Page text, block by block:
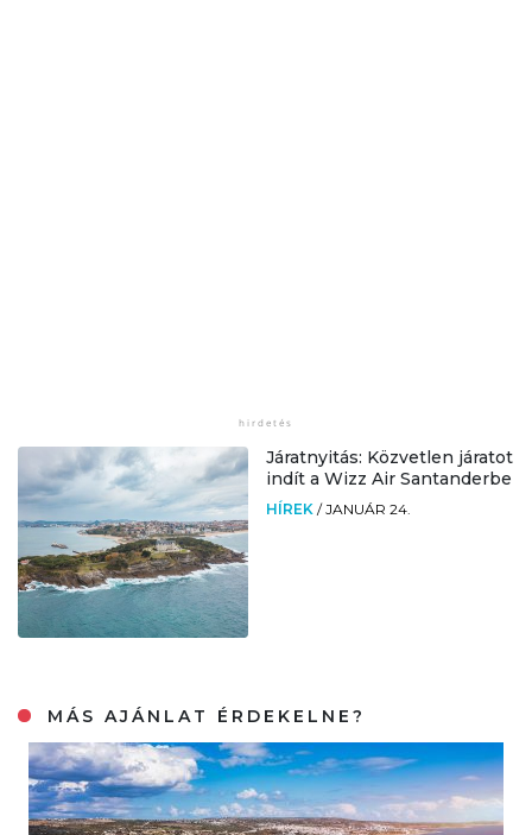
Járatnyitás: Közvetlen járatot
indít a Wizz Air Santanderbe
HÍREK /JANUÁR 24.
MÁS AJÁNLAT ÉRDEKELNE?